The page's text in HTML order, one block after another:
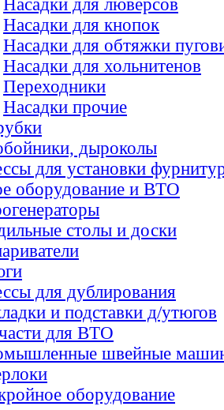
Насадки для люверсов
Насадки для кнопок
Насадки для обтяжки
Насадки для хольнитенов
Переходники
Насадки прочие
дыроколы
для установки
оборудование и ВТО
столы и доски
для дублирования
и подставки д/утюгов
для ВТО
швейные
оборудование